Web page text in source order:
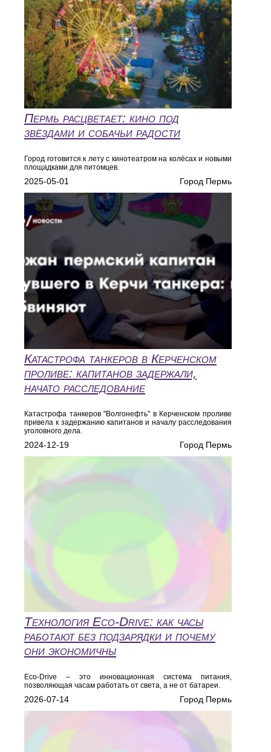
Пермь расцветает: кино под
звёздами и собачьи радости
Город готовится к лету с кинотеатром на колёсах и новыми
площадками для питомцев.
2025-05-01 Город Пермь
Катастрофа танкеров в Керченском
проливе: капитанов задержали,
начато расследование
Катастрофа танкеров "Волгонефть" в Керченском проливе
привела к задержанию капитанов и началу расследования
уголовного дела.
2024-12-19 Город Пермь
Технология Eco‑Drive: как часы
работают без подзарядки и почему
они экономичны
Eco‑Drive – это инновационная система питания,
позволяющая часам работать от света, а не от батареи.
2026-07-14 Город Пермь